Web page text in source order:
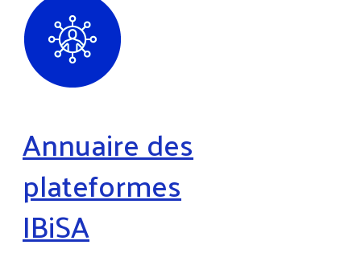
Annuaire des
plateformes
IBiSA